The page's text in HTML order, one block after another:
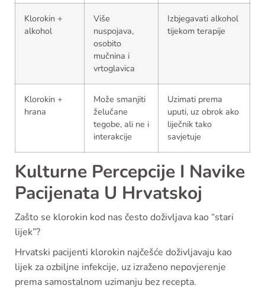
Klorokin +
alkohol
Više
nuspojava,
osobito
mučnina i
vrtoglavica
Izbjegavati alkohol
tijekom terapije
Klorokin +
hrana
Može smanjiti
želučane
tegobe, ali ne i
interakcije
Uzimati prema
uputi, uz obrok ako
liječnik tako
savjetuje
Kulturne Percepcije I Navike
Pacijenata U Hrvatskoj
Zašto se klorokin kod nas često doživljava kao “stari
lijek”?
Hrvatski pacijenti klorokin najčešće doživljavaju kao
lijek za ozbiljne infekcije, uz izraženo nepovjerenje
prema samostalnom uzimanju bez recepta.